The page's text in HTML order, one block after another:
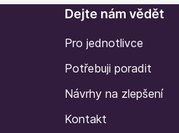
Dejte nám vědět
Pro jednotlivce
Potřebuji poradit
Návrhy na zlepšení
Kontakt